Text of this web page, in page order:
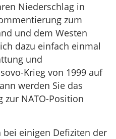
Niederschlag in
zum
und dem Westen
dazu einfach einmal
und
Krieg von 1999 auf
werden Sie das
zur NATO-Position
einigen Defiziten der